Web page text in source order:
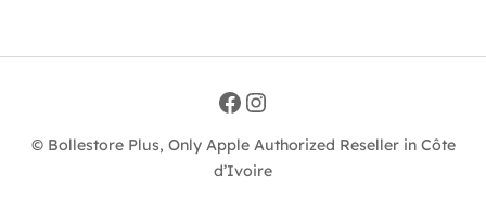
Facebook Instagram
© Bollestore Plus, Only Apple Authorized Reseller in Côte
d’Ivoire